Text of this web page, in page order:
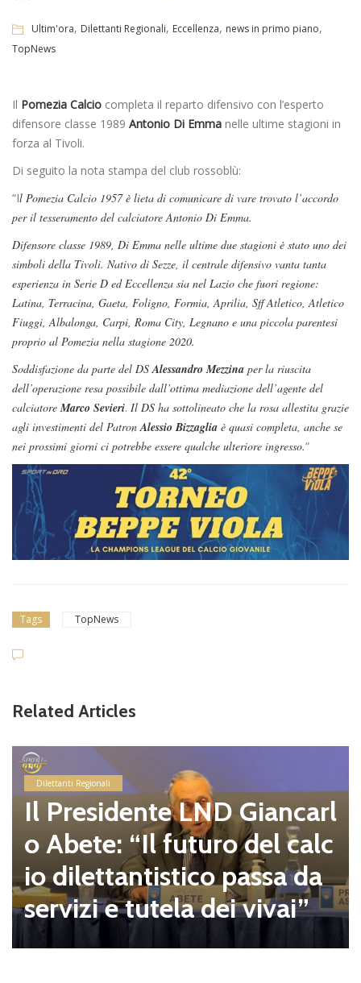
Ultim'ora, Dilettanti Regionali, Eccellenza, news in primo piano,
TopNews
Il Pomezia Calcio completa il reparto difensivo con l’esperto
difensore classe 1989 Antonio Di Emma nelle ultime stagioni in
forza al Tivoli.
Di seguito la nota stampa del club rossoblù:
“Il Pomezia Calcio 1957 è lieta di comunicare di vare trovato l’accordo
per il tesseramento del calciatore Antonio Di Emma.
Difensore classe 1989, Di Emma nelle ultime due stagioni è stato uno dei
simboli della Tivoli. Nativo di Sezze, il centrale difensivo vanta tanta
esperienza in Serie D ed Eccellenza sia nel Lazio che fuori regione:
Latina, Terracina, Gaeta, Foligno, Formia, Aprilia, Sff Atletico, Atletico
Fiuggi, Albalonga, Carpi, Roma City, Legnano e una piccola parentesi
proprio al Pomezia nella stagione 2020.
Soddisfazione da parte del DSAlessandro Mezzina per la riuscita
dell’operazione resa possibile dall’ottima mediazione dell’agente del
calciatoreMarco Sevieri. Il DS ha sottolineato che la rosa allestita grazie
agli investimenti del PatronAlessio Bizzaglia è quasi completa, anche se
nei prossimi giorni ci potrebbe essere qualche ulteriore ingresso.“
Tags TopNews
Related Articles
Dilettanti Regionali
Il Presidente LND Giancarl
o Abete: “Il futuro del calc
io dilettantistico passa da
servizi e tutela dei vivai”